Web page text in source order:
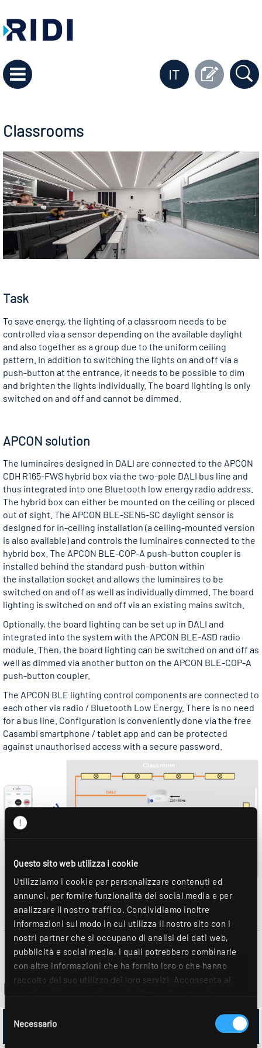
Questo sito web utilizza i cookie
Utilizziamo i cookie per personalizzare contenuti ed
annunci, per fornire funzionalità dei social media e per
analizzare il nostro traffico. Condividiamo inoltre
informazioni sul modo in cui utilizza il nostro sito con i
nostri partner che si occupano di analisi dei dati web,
pubblicità e social media, i quali potrebbero combinarle
con altre informazioni che ha fornito loro o che hanno
raccolto dal suo utilizzo dei loro servizi. Acconsenta ai
dichiarazione sulla protezione dei dati
Selezione
delNecessario
IT
Classrooms
Task
To save energy, the lighting of a classroom needs to be
controlled via a sensor depending on the available daylight
and also together as a group due to the uniform ceiling
pattern. In addition to switching the lights on and off via a
push-button at the entrance, it needs to be possible to dim
and brighten the lights individually. The board lighting is only
switched on and off and cannot be dimmed.
APCON solution
The luminaires designed in DALI are connected to the APCON
CDH R165-FWS hybrid box via the two-pole DALI bus line and
thus integrated into one Bluetooth low energy radio address.
The hybrid box can either be mounted on the ceiling or placed
out of sight. The APCON BLE-SEN5-SC daylight sensor is
designed for in-ceiling installation (a ceiling-mounted version
is also available) and controls the luminaires connected to the
hybrid box. The APCON BLE-COP-A push-button coupler is
installed behind the standard push-button within
the installation socket and allows the luminaires to be
switched on and off as well as individually dimmed. The board
lighting is switched on and off via an existing mains switch.
Optionally, the board lighting can be set up in DALI and
integrated into the system with the APCON BLE-ASD radio
module. Then, the board lighting can be switched on and off as
well as dimmed via another button on the APCON BLE-COP-A
push-button coupler.
The APCON BLE lighting control components are connected to
each other via radio / Bluetooth Low Energy. There is no need
for a bus line. Configuration is conveniently done via the free
Casambi smartphone / tablet app and can be protected
against unauthorised access with a secure password.
Part list APCON components
1x 0218440